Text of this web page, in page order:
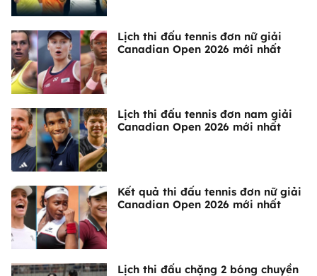
Lịch thi đấu tennis đơn nữ giải
Canadian Open 2026 mới nhất
Lịch thi đấu tennis đơn nam giải
Canadian Open 2026 mới nhất
Kết quả thi đấu tennis đơn nữ giải
Canadian Open 2026 mới nhất
Lịch thi đấu chặng 2 bóng chuyền